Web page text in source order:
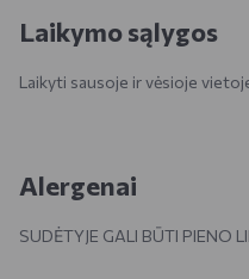
Laikymo sąlygos
Laikyti sausoje ir vėsioje
Alergenai
SUDĖTYJE GALI BŪTI PIENO